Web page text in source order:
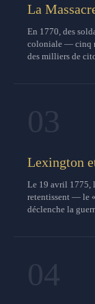
La
En 1770, des
coloniale — cinq
des milliers de
Lexington
Le 19 avril 1775,
retentissent — le
déclenche la